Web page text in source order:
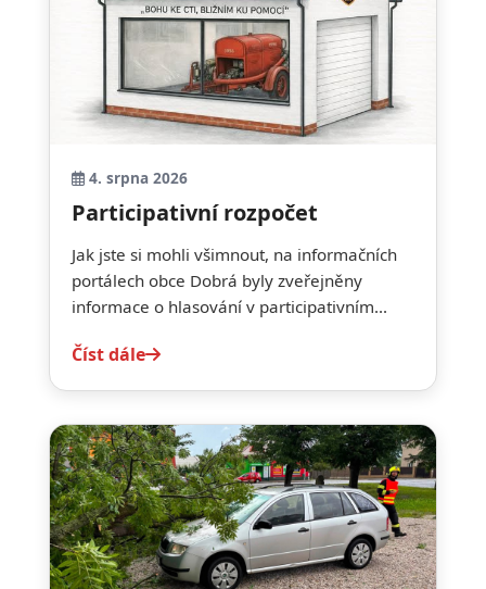
4. srpna 2026
Participativní rozpočet
Jak jste si mohli všimnout, na informačních
portálech obce Dobrá byly zveřejněny
informace o hlasování v participativním...
Číst dále